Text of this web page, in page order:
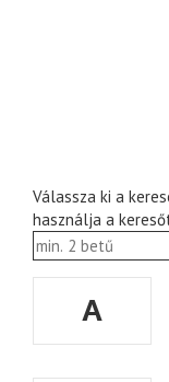
Válassza ki a
használja a
A